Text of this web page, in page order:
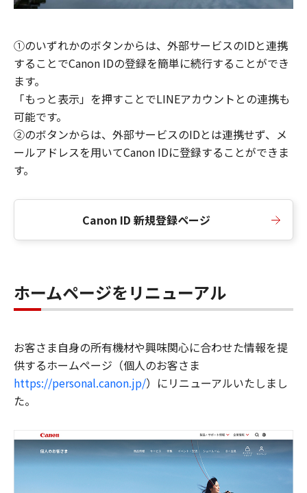
①のいずれかのボタンからは、外部サービスのIDと連携
することでCanon IDの登録を簡単に続行することができ
ます。
「もっと表示」を押すことでLINEアカウントとの連携も
可能です。
②のボタンからは、外部サービスのIDとは連携せず、メ
ールアドレスを用いてCanon IDに登録することができま
す。
Canon ID 新規登録ページ
ホームページをリニューアル
お客さま自身の所有機材や興味関心に合わせた情報を提
供するホームページ（個人のお客さま
https://personal.canon.jp/）にリニューアルいたしまし
た。